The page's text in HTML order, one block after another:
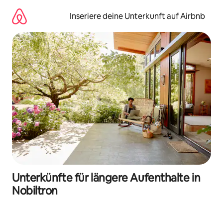
Inhalten
springen
Inseriere deine Unterkunft auf Airbnb
Unterkünfte für längere Aufenthalte in
Nobiltron